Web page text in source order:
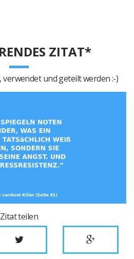
ZITAT*
und geteilt werden :-)
Zitat teilen